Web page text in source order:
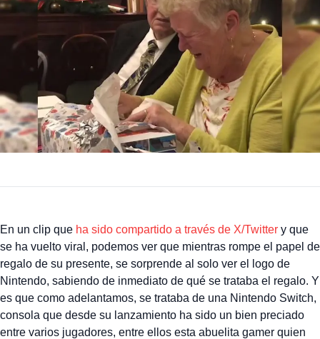
En un clip que ha sido compartido a través de X/Twitter y que
se ha vuelto viral, podemos ver que mientras rompe el papel de
regalo de su presente, se sorprende al solo ver el logo de
Nintendo, sabiendo de inmediato de qué se trataba el regalo. Y
es que como adelantamos, se trataba de una Nintendo Switch,
consola que desde su lanzamiento ha sido un bien preciado
entre varios jugadores, entre ellos esta abuelita gamer quien